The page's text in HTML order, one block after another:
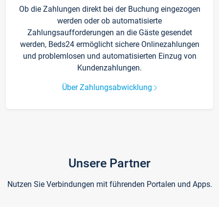
Ob die Zahlungen direkt bei der Buchung eingezogen
werden oder ob automatisierte
Zahlungsaufforderungen an die Gäste gesendet
werden, Beds24 ermöglicht sichere Onlinezahlungen
und problemlosen und automatisierten Einzug von
Kundenzahlungen.
Über Zahlungsabwicklung
Unsere Partner
Nutzen Sie Verbindungen mit führenden Portalen und Apps.